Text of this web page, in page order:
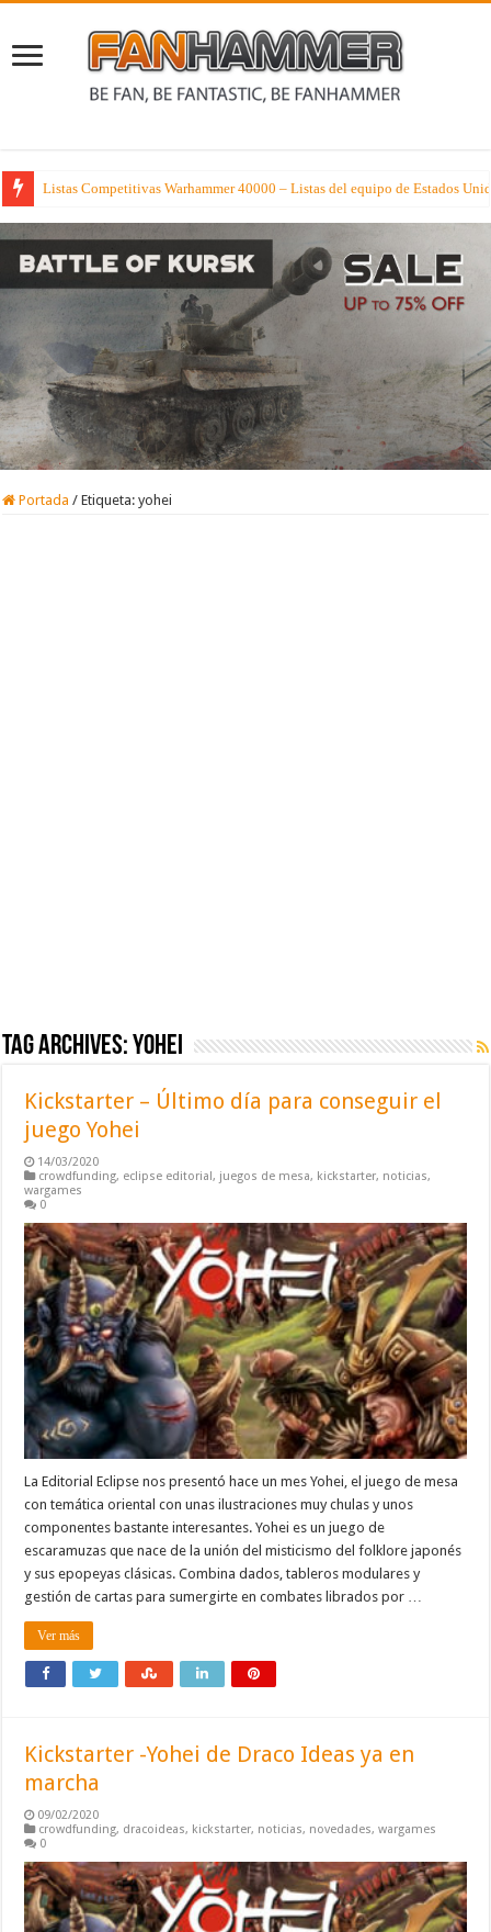
Listas Competitivas Warhammer 40000 – Listas del equipo de Estados
La semana que viene los tipejos con más hambre de Age of Sigmar reciben
Portada / Etiqueta:yohei
Tag Archives:yohei
Kickstarter – Último día para conseguir el
juego Yohei
14/03/2020
crowdfunding, eclipse editorial, juegos de mesa, kickstarter, noticias,
wargames
0
La Editorial Eclipse nos presentó hace un mes Yohei, el juego de mesa
con temática oriental con unas ilustraciones muy chulas y unos
componentes bastante interesantes. Yohei es un juego de
escaramuzas que nace de la unión del misticismo del folklore japonés
y sus epopeyas clásicas. Combina dados, tableros modulares y
gestión de cartas para sumergirte en combates librados por …
Ver más
Kickstarter -Yohei de Draco Ideas ya en
marcha
09/02/2020
crowdfunding, dracoideas, kickstarter, noticias, novedades,wargames
0